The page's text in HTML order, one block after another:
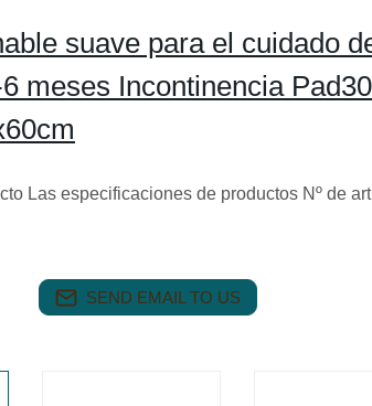
suave para el cuidado
meses Incontinencia
Las especificaciones de productos Nº
SEND EMAIL TO US